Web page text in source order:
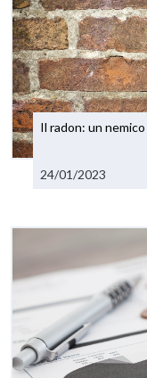
Il radon: un
24/01/2023